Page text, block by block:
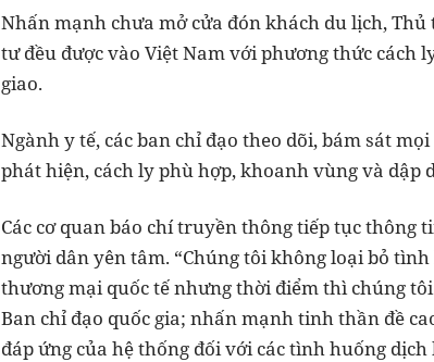
Nhấn mạnh chưa mở cửa đón khách du lịch,
tư đều được vào Việt Nam với phương thức cách
giao.
Ngành y tế, các ban chỉ đạo theo dõi, bám sát
phát hiện, cách ly phù hợp, khoanh vùng và
Các cơ quan báo chí truyền thông tiếp tục thông
người dân yên tâm. “Chúng tôi không loại bỏ
thương mại quốc tế nhưng thời điểm thì chúng
Ban chỉ đạo quốc gia; nhấn mạnh tinh thần đề
đáp ứng của hệ thống đối với các tình huống dịch